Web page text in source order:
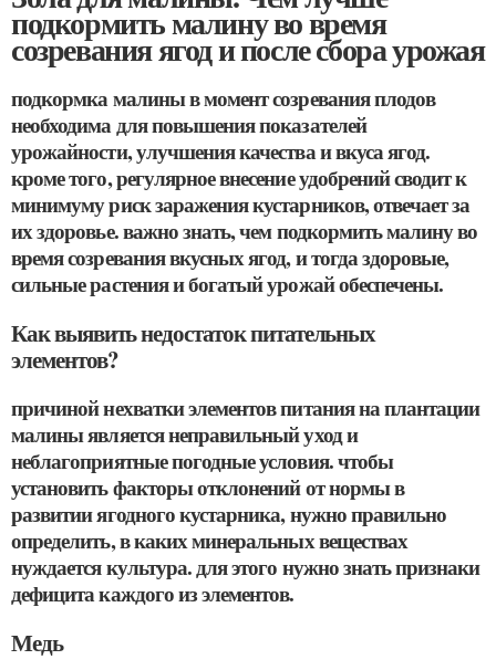
подкормить малину во время
созревания ягод и после сбора урожая
подкормка малины в момент созревания плодов
необходима для повышения показателей
урожайности, улучшения качества и вкуса ягод.
кроме того, регулярное внесение удобрений сводит к
минимуму риск заражения кустарников, отвечает за
их здоровье. важно знать, чем подкормить малину во
время созревания вкусных ягод, и тогда здоровые,
сильные растения и богатый урожай обеспечены.
Как выявить недостаток питательных
элементов?
причиной нехватки элементов питания на плантации
малины является неправильный уход и
неблагоприятные погодные условия. чтобы
установить факторы отклонений от нормы в
развитии ягодного кустарника, нужно правильно
определить, в каких минеральных веществах
нуждается культура. для этого нужно знать признаки
дефицита каждого из элементов.
Медь